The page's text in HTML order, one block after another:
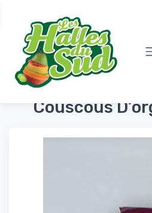
Accueil Épicerie Salée
Couscous D’orge 1kg Dari
Couscous